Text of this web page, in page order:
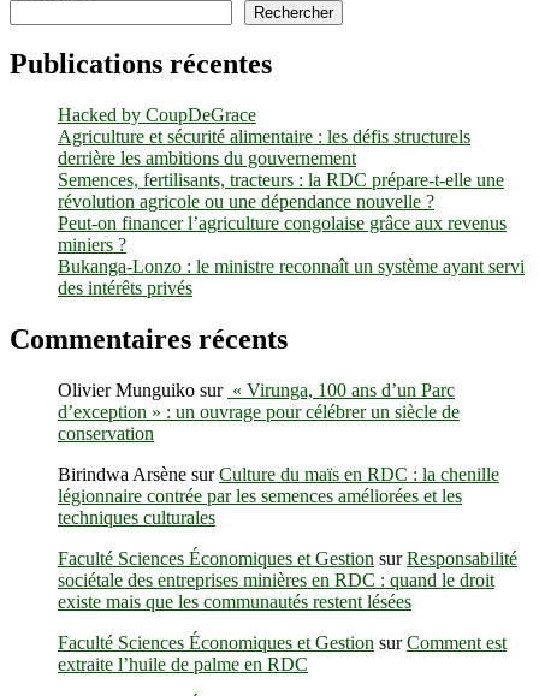
Rechercher
Publications récentes
Hacked by CoupDeGrace
Agriculture et sécurité alimentaire : les défis structurels
derrière les ambitions du gouvernement
Semences, fertilisants, tracteurs : la RDC prépare-t-elle une
révolution agricole ou une dépendance nouvelle ?
Peut-on financer l’agriculture congolaise grâce aux revenus
miniers ?
Bukanga-Lonzo : le ministre reconnaît un système ayant servi
des intérêts privés
Commentaires récents
Olivier Munguiko sur « Virunga, 100 ans d’un Parc
d’exception » : un ouvrage pour célébrer un siècle de
conservation
Birindwa Arsène surCulture du maïs en RDC : la chenille
légionnaire contrée par les semences améliorées et les
techniques culturales
Faculté Sciences Économiques et Gestion surResponsabilité
sociétale des entreprises minières en RDC : quand le droit
existe mais que les communautés restent lésées
Faculté Sciences Économiques et Gestion surComment est
extraite l’huile de palme en RDC